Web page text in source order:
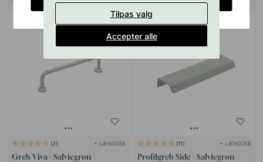
På lager
2 + LÆNGDER
Greb Viva - Salviegrøn
11 + LÆNGDER
Profilgreb Side - Salviegrøn
Tilpas valg
Accepter alle